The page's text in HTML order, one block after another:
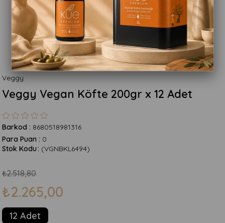
Veggy
Veggy Vegan Köfte 200gr x 12 Adet
Barkod : 8680518981316
Para Puan : 0
(VGNBKL6494)
Stok Kodu
₺2.518,80
₺2.265,00
12 Adet